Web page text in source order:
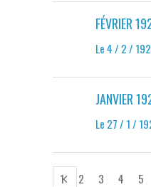
FÉVRIER
Le 4 / 2 /
JANVIER
Le 27 / 1 /
1 2 3 4 5